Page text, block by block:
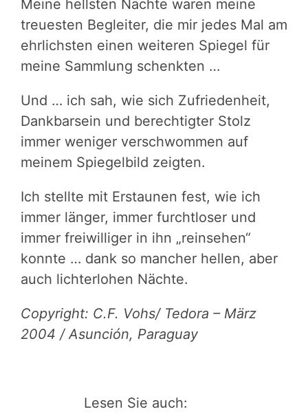
Meine hellsten Nächte waren meine
treuesten Begleiter, die mir jedes Mal am
ehrlichsten einen weiteren Spiegel für
meine Sammlung schenkten …
Und … ich sah, wie sich Zufriedenheit,
Dankbarsein und berechtigter Stolz
immer weniger verschwommen auf
meinem Spiegelbild zeigten.
Ich stellte mit Erstaunen fest, wie ich
immer länger, immer furchtloser und
immer freiwilliger in ihn „reinsehen“
konnte … dank so mancher hellen, aber
auch lichterlohen Nächte.
Copyright: C.F. Vohs/ Tedora – März
2004 / Asunción, Paraguay
Lesen Sie auch: